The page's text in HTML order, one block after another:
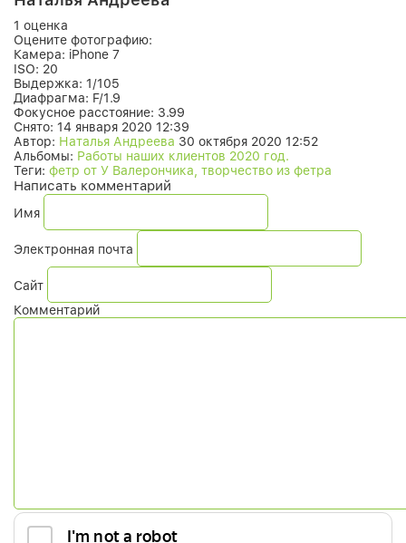
1 оценка
Оцените фотографию:
Камера: iPhone 7
ISO: 20
Выдержка: 1/105
Диафрагма: F/1.9
Фокусное расстояние: 3.99
Снято: 14 января 2020 12:39
Автор: Наталья Андреева 30 октября 2020 12:52
Альбомы: Работы наших клиентов 2020 год.
Теги: фетр от У Валерончика, творчество из фетра
Написать комментарий
Имя
Электронная почта
Сайт
Комментарий